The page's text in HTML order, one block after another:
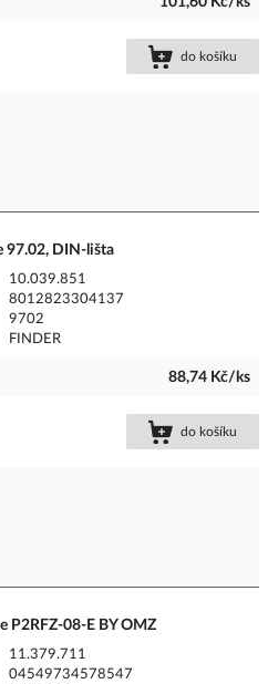
do košíku
97.02, DIN-lišta
10.039.851
8012823304137
9702
FINDER
88,74 Kč/ks
do košíku
P2RFZ-08-E BY OMZ
11.379.711
04549734578547